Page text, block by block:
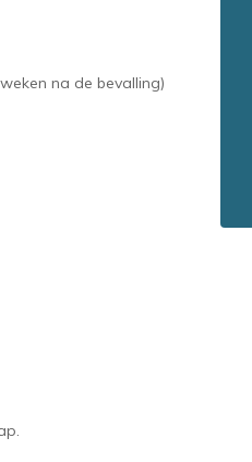
na de bevalling)